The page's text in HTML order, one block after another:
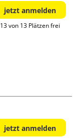
jetzt anmelden
13 von 13 Plätzen frei
jetzt anmelden